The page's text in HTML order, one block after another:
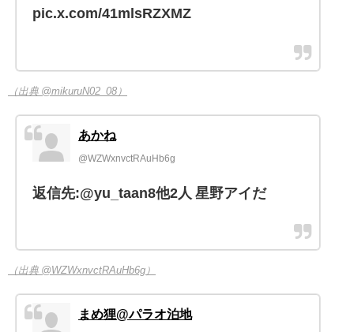
pic.x.com/41mlsRZXMZ
（出典 @mikuruN02_08）
あかね
@WZWxnvctRAuHb6g
返信先:@yu_taan8他2人 星野アイだ
（出典 @WZWxnvctRAuHb6g）
まめ狸@パラオ泊地